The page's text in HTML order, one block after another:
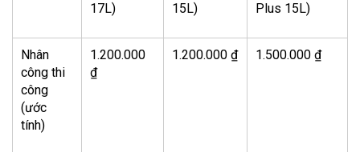
17L)
15L)
Plus 15L)
Nhân
công thi
công
(ước
tính)
1.200.000
₫
1.200.000 ₫ 1.500.000 ₫